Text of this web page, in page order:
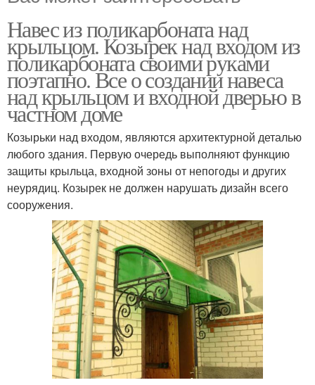
Навес из поликарбоната над
крыльцом. Козырек над входом из
поликарбоната своими руками
поэтапно. Все о создании навеса
над крыльцом и входной дверью в
частном доме
Козырьки над входом, являются архитектурной деталью
любого здания. Первую очередь выполняют функцию
защиты крыльца, входной зоны от непогоды и других
неурядиц. Козырек не должен нарушать дизайн всего
сооружения.